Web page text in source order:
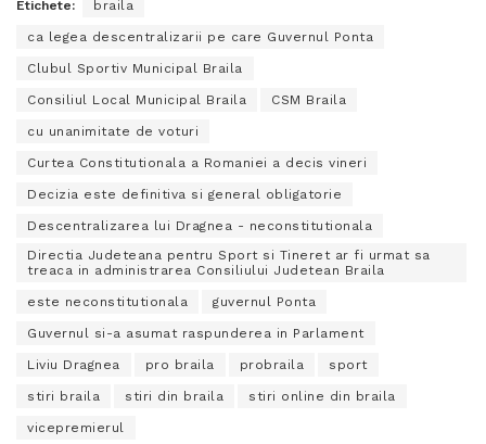
Etichete: braila
ca legea descentralizarii pe care Guvernul Ponta
Clubul Sportiv Municipal Braila
Consiliul Local Municipal Braila CSM Braila
cu unanimitate de voturi
Curtea Constitutionala a Romaniei a decis vineri
Decizia este definitiva si general obligatorie
Descentralizarea lui Dragnea - neconstitutionala
Directia Judeteana pentru Sport si Tineret ar fi urmat sa
treaca in administrarea Consiliului Judetean Braila
este neconstitutionala guvernul Ponta
Guvernul si-a asumat raspunderea in Parlament
Liviu Dragnea pro braila probraila sport
stiri braila stiri din braila stiri online din braila
vicepremierul